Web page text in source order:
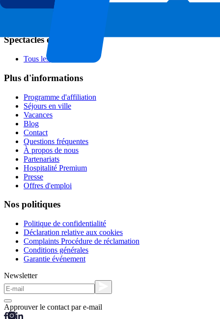
Spectacles et festivals
Tous les concerts
Plus d'informations
Programme d'affiliation
Séjours en ville
Vacances
Blog
Contact
Questions fréquentes
À propos de nous
Partenariats
Hospitalité Premium
Presse
Offres d'emploi
Nos politiques
Politique de confidentialité
Déclaration relative aux cookies
Complaints Procédure de réclamation
Conditions générales
Garantie événement
Newsletter
Approuver le contact par e-mail